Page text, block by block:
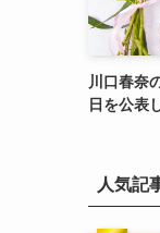
川口春奈
日を公表
人気記